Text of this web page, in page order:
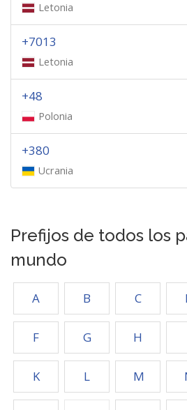
Letonia
+7013
Letonia
+48
Polonia
+380
Ucrania
Prefijos de todos los
mundo
A B C
F G H
K L M